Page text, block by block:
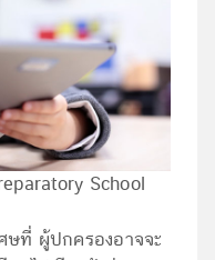
School
ษที่ ผู้ปกครองอาจจะ